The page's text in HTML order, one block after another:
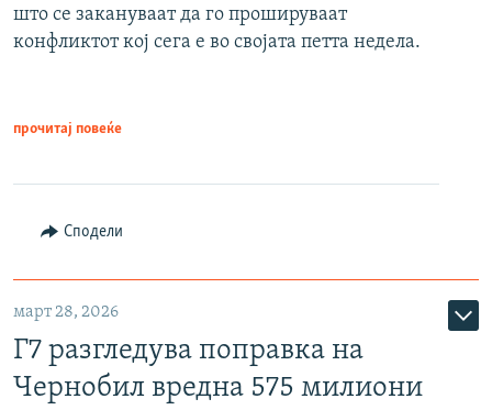
што се закануваат да го прошируваат
конфликтот кој сега е во својата петта недела.
прочитај повеќе
Сподели
март 28, 2026
Г7 разгледува поправка на
Чернобил вредна 575 милиони